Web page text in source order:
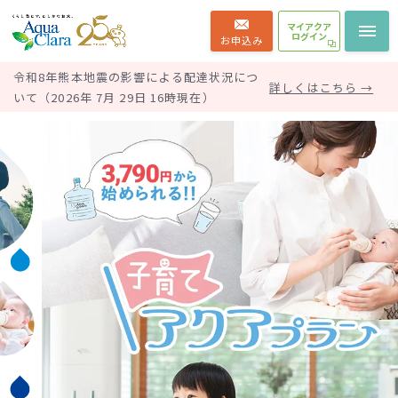
お申込み
マイアクア
ログイン
令和8年熊本地震の影響による配達状況につ
いて（2026年 7月 29日 16時現在）
詳しくはこちら →